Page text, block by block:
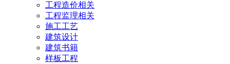
工程造价相关
工程监理相关
施工工艺
建筑设计
建筑书籍
样板工程